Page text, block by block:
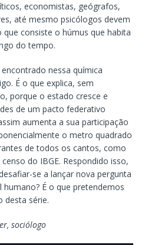
economistas, geógrafos,
até mesmo psicólogos devem
consiste o húmus que habita
do tempo.
nessa química
É o que explica, sem
porque o estado cresce e
de um pacto federativo
aumenta a sua participação
o metro quadrado
de todos os cantos, como
do IBGE. Respondido isso,
se a lançar nova pergunta
É o que pretendemos
desta série.
sociólogo